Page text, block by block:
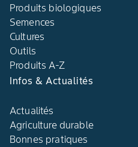
Produits biologiques
Semences
Cultures
Outils
Produits A-Z
Infos & Actualités
Actualités
Agriculture durable
Bonnes pratiques